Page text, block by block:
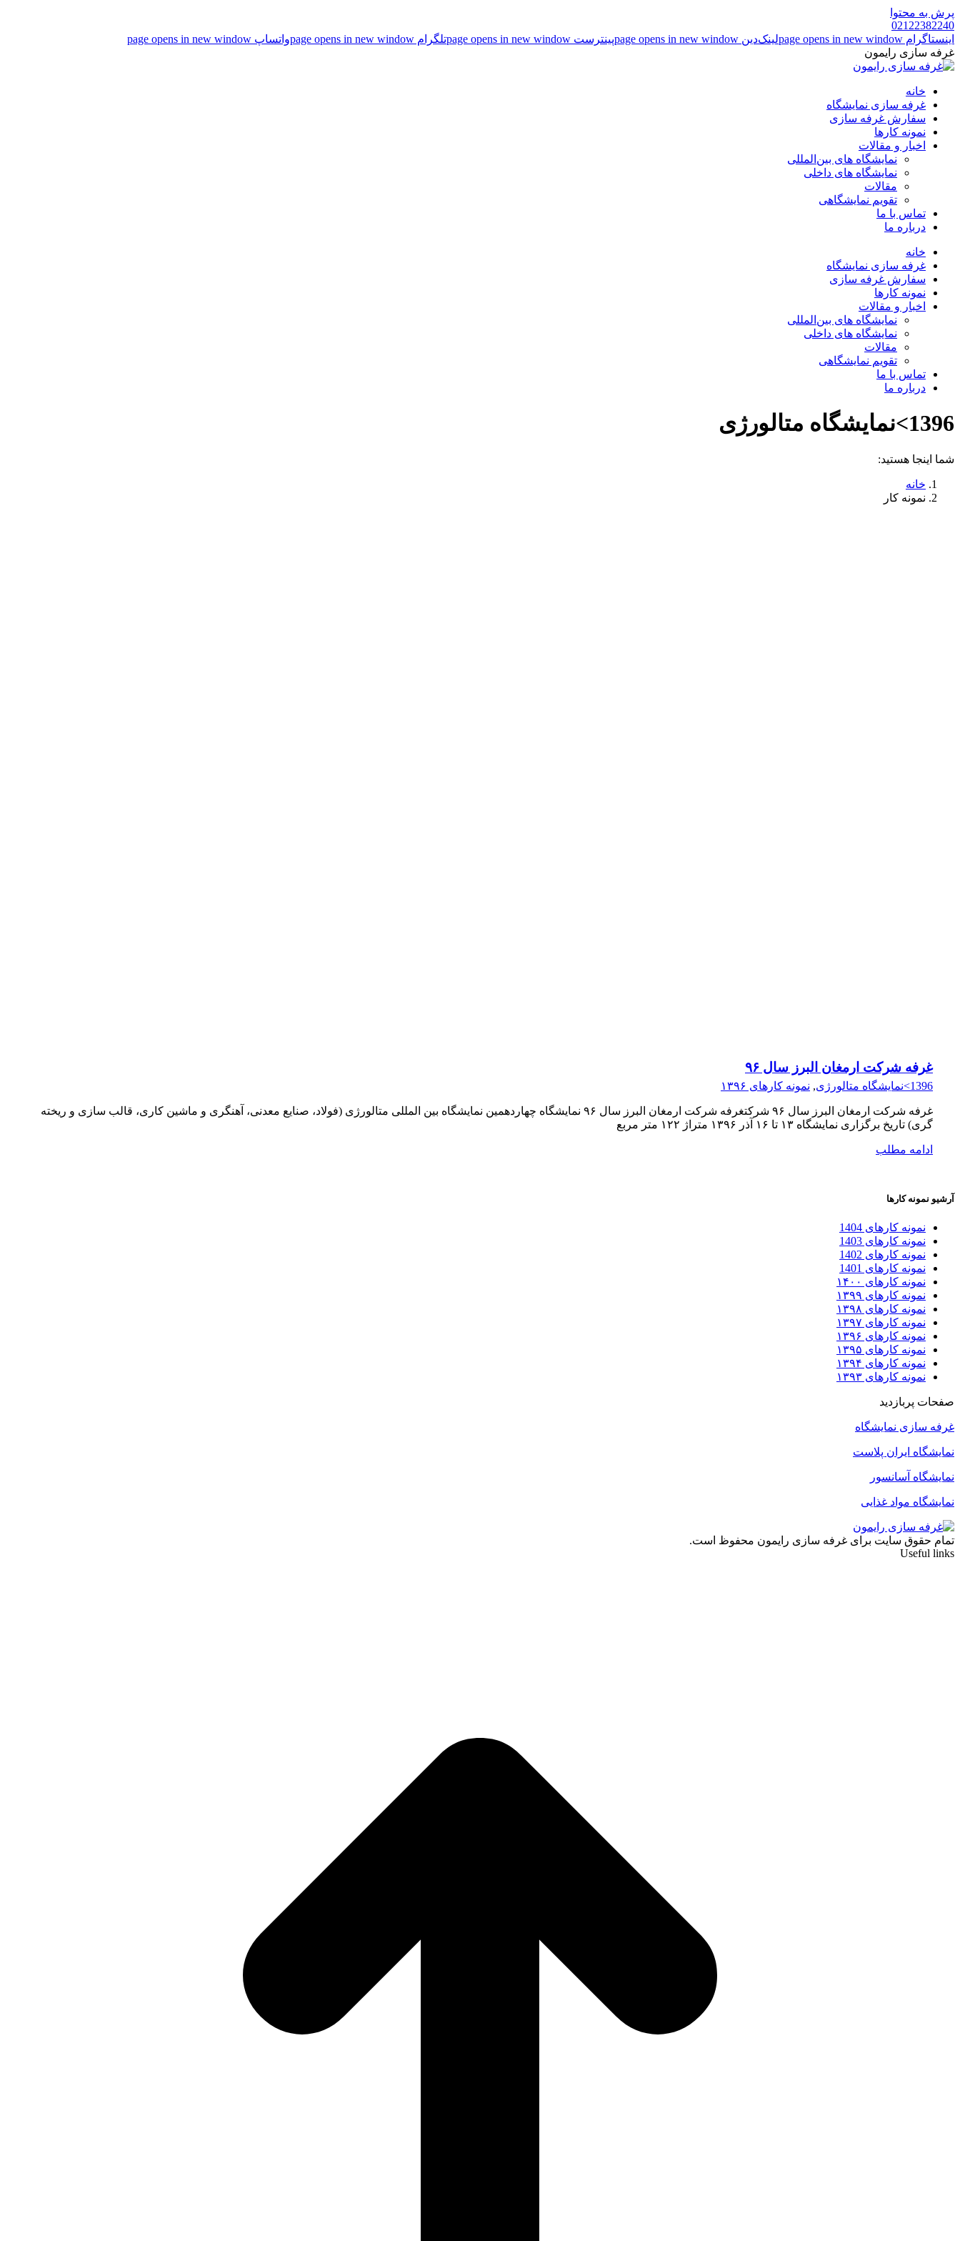
پرش به محتوا
02122382240
اینستاگرام page opens in new window
لینک‌دین page opens in new window پینترست page opens in new window تلگرام page opens in new window
واتساپ page opens in new window
غرفه سازی رایمون
خانه
غرفه سازی نمایشگاه
سفارش غرفه سازی
نمونه کارها
اخبار و مقالات
نمایشگاه های بین‌المللی
نمایشگاه های داخلی
مقالات
تقویم نمایشگاهی
تماس با ما
درباره ما
خانه
غرفه سازی نمایشگاه
سفارش غرفه سازی
نمونه کارها
اخبار و مقالات
نمایشگاه های بین‌المللی
نمایشگاه های داخلی
مقالات
تقویم نمایشگاهی
تماس با ما
درباره ما
1396>نمایشگاه متالورژی
شما اینجا هستید:
خانه
نمونه کار
غرفه شرکت ارمغان البرز سال ۹۶
1396>نمایشگاه متالورژی , نمونه کارهای ۱۳۹۶
غرفه شرکت ارمغان البرز سال ۹۶ شرکتغرفه شرکت ارمغان البرز سال ۹۶ نمایشگاه چهاردهمین نمایشگاه بین المللی متالورژی (فولاد، صنایع معدنی، آهنگری و ماشین کاری، قالب سازی و ریخته
گری) تاریخ برگزاری نمایشگاه ۱۳ تا ۱۶ آذر ۱۳۹۶ متراژ ۱۲۲ متر مربع
ادامه مطلب
آرشیو نمونه کارها
نمونه کارهای 1404
نمونه کارهای 1403
نمونه کارهای 1402
نمونه کارهای 1401
نمونه کارهای ۱۴۰۰
نمونه کارهای ۱۳۹۹
نمونه کارهای ۱۳۹۸
نمونه کارهای ۱۳۹۷
نمونه کارهای ۱۳۹۶
نمونه کارهای ۱۳۹۵
نمونه کارهای ۱۳۹۴
نمونه کارهای ۱۳۹۳
صفحات پربازدید
غرفه سازی نمایشگاه
نمایشگاه ایران پلاست
نمایشگاه آسانسور
نمایشگاه مواد غذایی
تمام حقوق سایت برای غرفه سازی رایمون محفوظ است.
Useful links